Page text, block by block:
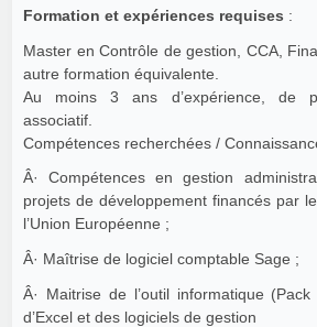
Formation et expériences requises :
Master en Contrôle de gestion, CCA,
autre formation équivalente.
Au moins 3 ans d’expérience, de
associatif.
Compétences recherchées /
Â· Compétences en gestion
projets de développement financés par
l’Union Européenne ;
Â· Maîtrise de logiciel comptable Sage ;
Â· Maitrise de l’outil informatique
d’Excel et des logiciels de gestion